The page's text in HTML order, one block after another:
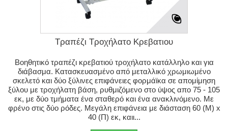
Τραπέζι Τροχήλατο Κρεβατιου
Βοηθητικό τραπέζι κρεβατιού τροχήλατο κατάλληλο και για
διάβασμα. Κατασκευασμένο από μεταλλικό χρωμιωμένο
σκελετό και δύο ξύλινες επιφάνειες φορμάϊκα σε απομίμηση
ξύλου με τροχήλατη βάση, ρυθμιζόμενο στο ύψος απο 75 - 105
εκ, με δύο τμήματα ένα σταθερό και ένα ανακλινόμενο. Με
φρένο στις δύο ρόδες. Μεγάλη επιφάνεια με διάσταση 60 (Μ) x
40 (Π) εκ, καιι...